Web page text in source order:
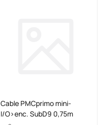
Cable PMCprimo mini-
I/O>enc. SubD9 0,75m